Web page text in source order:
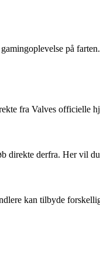
på
fra Valves officielle
direkte derfra. Her vil
kan tilbyde